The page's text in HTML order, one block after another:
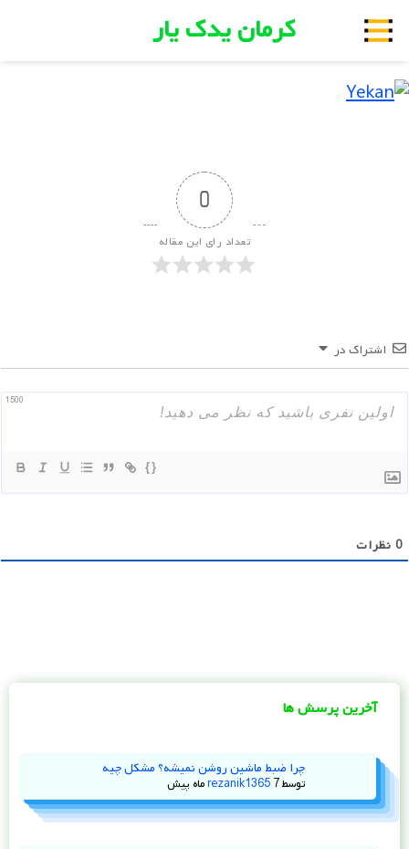
کرمان یدک یار
0
تعداد رای این مقاله
اشتراک در
1500
{}
0 نظرات
آخرین پرسش ها
چرا ضبط ماشین روشن نمیشه؟ مشکل چیه
توسط rezanik1365 7 ماه پیش